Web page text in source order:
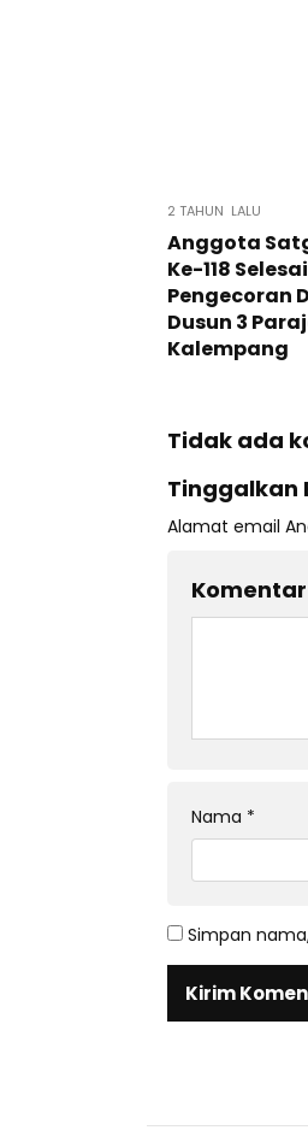
2 TAHUN LALU
Anggota
Ke-118
Pengecoran
Dusun 3
Kalempang
Tidak ada
Tinggalkan
Alamat email
Komentar
Nama *
Simpan